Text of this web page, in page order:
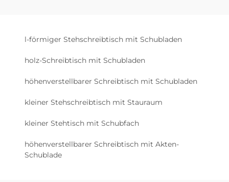
l-förmiger Stehschreibtisch mit Schubladen
holz-Schreibtisch mit Schubladen
höhenverstellbarer Schreibtisch mit Schubladen
kleiner Stehschreibtisch mit Stauraum
kleiner Stehtisch mit Schubfach
höhenverstellbarer Schreibtisch mit Akten-
Schublade